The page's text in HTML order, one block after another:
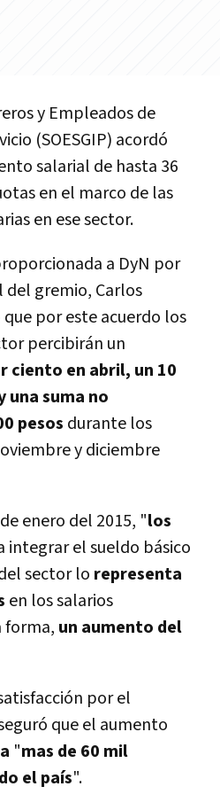
y Empleados de
(SOESGIP) acordó
salarial de hasta 36
en el marco de las
en ese sector.
a DyN por
del gremio, Carlos
por este acuerdo los
percibirán un
ciento en abril, un 10
una suma no
pesos durante los
y diciembre
enero del 2015, "los
integrar el sueldo básico
sector lo representa
en los salarios
forma, un aumento del
por el
que el aumento
"mas de 60 mil
el país".